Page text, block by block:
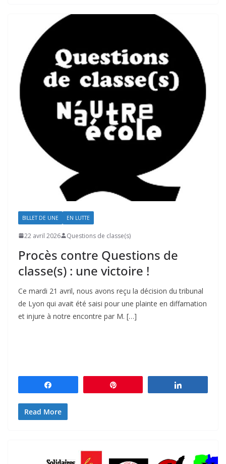
BILLET DE UNE EN LUTTE
22 avril 2026 Questions de classe(s)
Procès contre Questions de
classe(s) : une victoire !
Ce mardi 21 avril, nous avons reçu la décision du tribunal
de Lyon qui avait été saisi pour une plainte en diffamation
et injure à notre encontre par M. […]
Read More